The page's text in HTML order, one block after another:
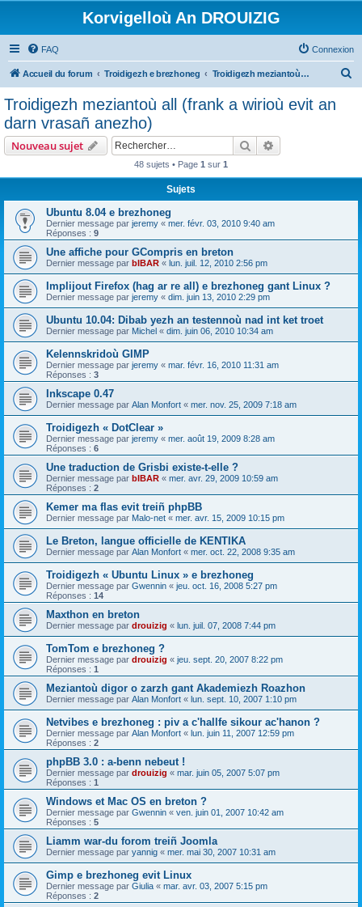
Korvigelloù An DROUIZIG
FAQ Connexion
Accueil du forum Troidigezh e brezhoneg Troidigezh meziantoù all (frank a wirioù evit an darn vrasañ anezho)
Troidigezh meziantoù all (frank a wirioù evit an
darn vrasañ anezho)
Nouveau sujet Rechercher
48 sujets • Page 1 sur 1
Sujets
Ubuntu 8.04 e brezhoneg
Dernier message par jeremy « mer. févr. 03, 2010 9:40 am
Réponses : 9
Une affiche pour GCompris en breton
Dernier message par bIBAR « lun. juil. 12, 2010 2:56 pm
Implijout Firefox (hag ar re all) e brezhoneg gant Linux ?
Dernier message par jeremy « dim. juin 13, 2010 2:29 pm
Ubuntu 10.04: Dibab yezh an testennoù nad int ket troet
Dernier message par Michel « dim. juin 06, 2010 10:34 am
Kelennskridoù GIMP
Dernier message par jeremy « mar. févr. 16, 2010 11:31 am
Réponses : 3
Inkscape 0.47
Dernier message par Alan Monfort « mer. nov. 25, 2009 7:18 am
Troidigezh « DotClear »
Dernier message par jeremy « mer. août 19, 2009 8:28 am
Réponses : 6
Une traduction de Grisbi existe-t-elle ?
Dernier message par bIBAR « mer. avr. 29, 2009 10:59 am
Réponses : 2
Kemer ma flas evit treiñ phpBB
Dernier message par Malo-net « mer. avr. 15, 2009 10:15 pm
Le Breton, langue officielle de KENTIKA
Dernier message par Alan Monfort « mer. oct. 22, 2008 9:35 am
Troidigezh « Ubuntu Linux » e brezhoneg
Dernier message par Gwennin « jeu. oct. 16, 2008 5:27 pm
Réponses : 14
Maxthon en breton
Dernier message par drouizig « lun. juil. 07, 2008 7:44 pm
TomTom e brezhoneg ?
Dernier message par drouizig « jeu. sept. 20, 2007 8:22 pm
Réponses : 1
Meziantoù digor o zarzh gant Akademiezh Roazhon
Dernier message par Alan Monfort « lun. sept. 10, 2007 1:10 pm
Netvibes e brezhoneg : piv a c'hallfe sikour ac'hanon ?
Dernier message par Alan Monfort « lun. juin 11, 2007 12:59 pm
Réponses : 2
phpBB 3.0 : a-benn nebeut !
Dernier message par drouizig « mar. juin 05, 2007 5:07 pm
Réponses : 1
Windows et Mac OS en breton ?
Dernier message par Gwennin « ven. juin 01, 2007 10:42 am
Réponses : 5
Liamm war-du forom treiñ Joomla
Dernier message par yannig « mer. mai 30, 2007 10:31 am
Gimp e brezhoneg evit Linux
Dernier message par Giulia « mar. avr. 03, 2007 5:15 pm
Réponses : 2